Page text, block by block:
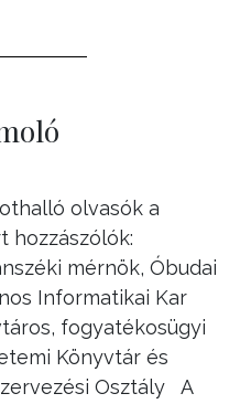
olvasók a
hozzászólók:
mérnök, Óbudai
Informatikai Kar
fogyatékosügyi
Könyvtár és
Osztály A